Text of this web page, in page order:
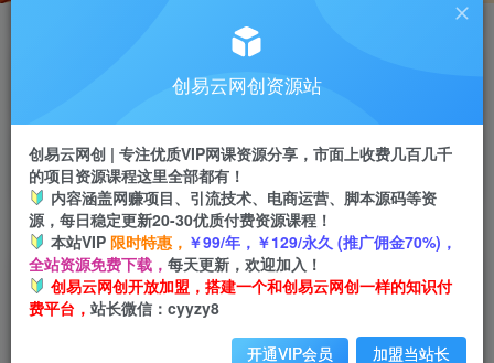
研究探讨更多创业项目路子。
会员专属推广链接
挂机 项目
脚本卡密
APP下载
GO
首页 创业课程 会员免费 正文
1个月收入21374元，无脑搬砖，人人可做，2026
年升级版Ai项目
创易云网创资源站
创易云网创 | 专注优质VIP网课资源分享，市面上收费几百几千
的项目资源课程这里全部都有！
内容涵盖网赚项目、引流技术、电商运营、脚本源码等资
源，每日稳定更新20-30优质付费资源课程！
本站VIP 限时特惠， ￥99/年，￥129/永久 (推广佣金70%)，
全站资源免费下载， 每天更新，欢迎加入！
创易云网创开放加盟，搭建一个和创易云网创一样的知识付
费平台， 站长微信：cyyzy8
开通VIP会员 加盟当站长